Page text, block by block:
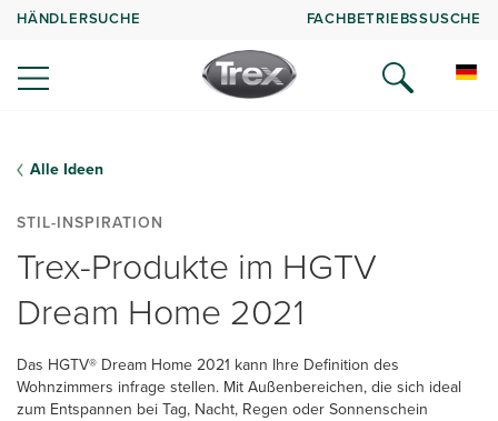
HÄNDLERSUCHE FACHBETRIEBSSUSCHE
Alle Ideen
STIL-INSPIRATION
Trex-Produkte im HGTV
Dream Home 2021
Das HGTV® Dream Home 2021 kann Ihre Definition des
Wohnzimmers infrage stellen. Mit Außenbereichen, die sich ideal
zum Entspannen bei Tag, Nacht, Regen oder Sonnenschein